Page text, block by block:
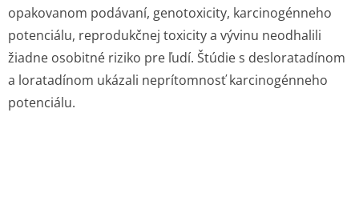
opakovanom podávaní, genotoxicity, karcinogénneho
potenciálu, reprodukčnej toxicity a vývinu neodhalili
žiadne osobitné riziko pre ľudí. Štúdie s desloratadínom
a loratadínom ukázali neprítomnosť karcinogénneho
potenciálu.